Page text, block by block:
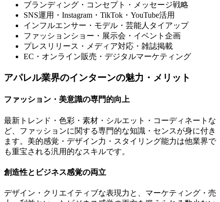
ブランディング・コンセプト・メッセージ戦略
SNS運用・Instagram・TikTok・YouTube活用
インフルエンサー・モデル・芸能人タイアップ
ファッションショー・展示会・イベント企画
プレスリリース・メディア対応・雑誌掲載
EC・オンライン販売・デジタルマーケティング
アパレル業界のインターンの魅力・メリット
ファッション・美意識の専門的向上
最新トレンド・色彩・素材・シルエット・コーディネートな
ど、ファッションに関する専門的な知識・センスが身に付き
ます。美的感覚・デザイン力・スタイリング能力は他業界で
も重宝される汎用的なスキルです。
創造性とビジネス感覚の両立
デザイン・クリエイティブな表現力と、マーケティング・売